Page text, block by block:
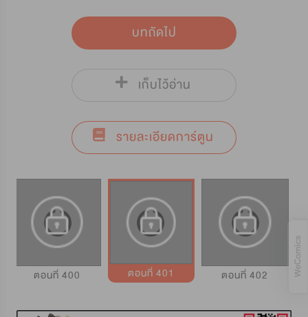
บทถัดไป
เก็บไว้อ่าน
รายละเอียดการ์ตูน
ตอนที่ 400 ตอนที่ 401 ตอนที่ 402